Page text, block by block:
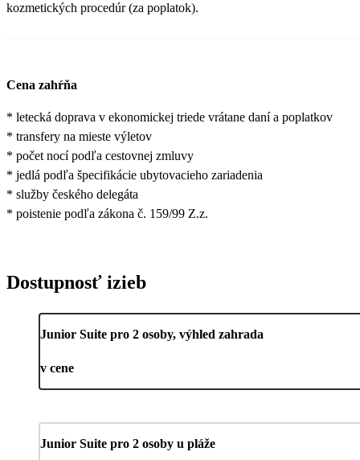
kozmetických procedúr (za poplatok).
Cena zahŕňa
* letecká doprava v ekonomickej triede vrátane daní a poplatkov
* transfery na mieste výletov
* počet nocí podľa cestovnej zmluvy
* jedlá podľa špecifikácie ubytovacieho zariadenia
* služby českého delegáta
* poistenie podľa zákona č. 159/99 Z.z.
Dostupnosť izieb
Junior Suite pro 2 osoby, výhled zahrada
v cene
Junior Suite pro 2 osoby u pláže